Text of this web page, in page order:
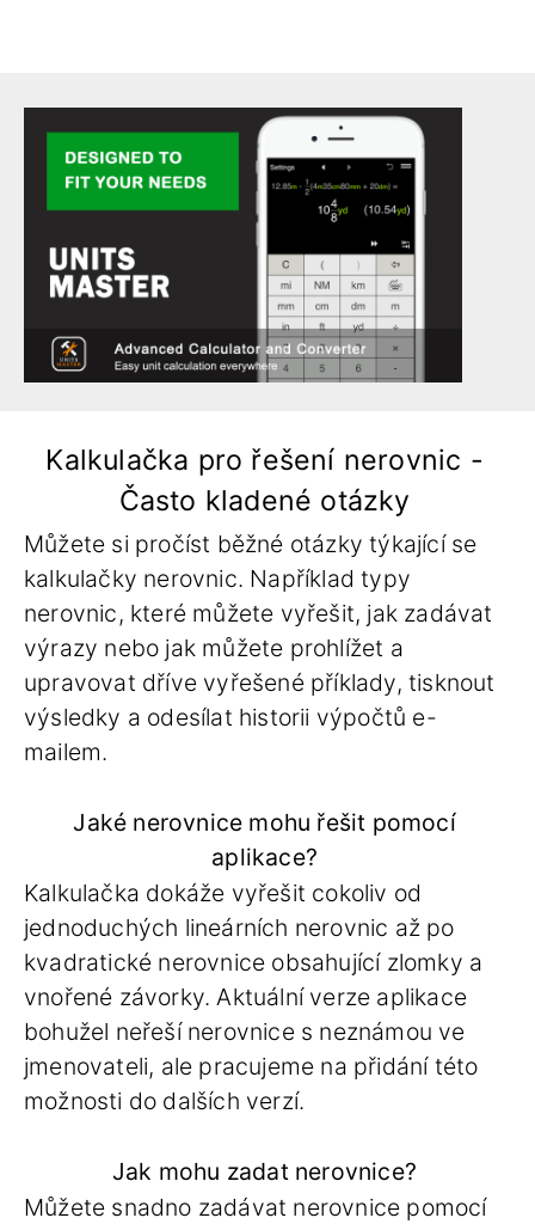
Kalkulačka pro řešení nerovnic -
Často kladené otázky
Můžete si pročíst běžné otázky týkající se
kalkulačky nerovnic. Například typy
nerovnic, které můžete vyřešit, jak zadávat
výrazy nebo jak můžete prohlížet a
upravovat dříve vyřešené příklady, tisknout
výsledky a odesílat historii výpočtů e-
mailem.
Jaké nerovnice mohu řešit pomocí
aplikace?
Kalkulačka dokáže vyřešit cokoliv od
jednoduchých lineárních nerovnic až po
kvadratické nerovnice obsahující zlomky a
vnořené závorky. Aktuální verze aplikace
bohužel neřeší nerovnice s neznámou ve
jmenovateli, ale pracujeme na přidání této
možnosti do dalších verzí.
Jak mohu zadat nerovnice?
Můžete snadno zadávat nerovnice pomocí